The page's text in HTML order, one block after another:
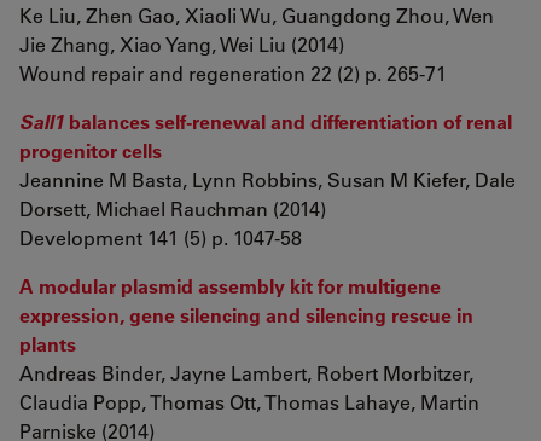
Ke Liu, Zhen Gao, Xiaoli Wu, Guangdong Zhou, Wen
Jie Zhang, Xiao Yang, Wei Liu (2014)
Wound repair and regeneration 22 (2) p. 265-71
Sall1 balances self-renewal and differentiation of renal
progenitor cells
Jeannine M Basta, Lynn Robbins, Susan M Kiefer, Dale
Dorsett, Michael Rauchman (2014)
Development 141 (5) p. 1047-58
A modular plasmid assembly kit for multigene
expression, gene silencing and silencing rescue in
plants
Andreas Binder, Jayne Lambert, Robert Morbitzer,
Claudia Popp, Thomas Ott, Thomas Lahaye, Martin
Parniske (2014)